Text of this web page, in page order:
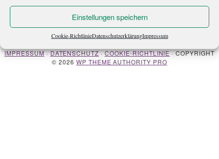
Einstellungen speichern
Cookie-RichtlinieDatenschutzerklärungImpressum
ÜBER MICH NEWSLETTER
IMPRESSUM·DATENSCHUTZ·COOKIE-RICHTLINIE· COPYRIGHT
© 2026 WP THEME AUTHORITY PRO